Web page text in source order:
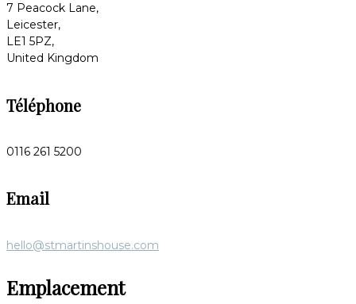
7 Peacock Lane,
Leicester,
LE1 5PZ,
United Kingdom
Téléphone
0116 261 5200
Email
hello@stmartinshouse.com
Emplacement